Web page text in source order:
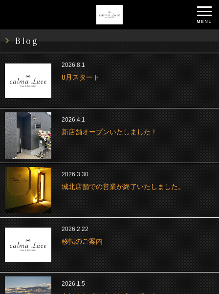
Blog
2026.8.1
8月スタート
2026.4.1
新店舗オープンいたしました！
2026.3.30
城北店舗での営業が終了いたしました。
2026.2.22
移転のご案内
2026.1.5